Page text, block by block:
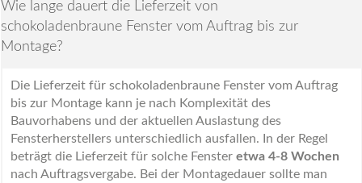
Wie lange dauert die Lieferzeit von
schokoladenbraune Fenster vom Auftrag bis zur
Montage?
Die Lieferzeit für schokoladenbraune Fenster vom Auftrag
bis zur Montage kann je nach Komplexität des
Bauvorhabens und der aktuellen Auslastung des
Fensterherstellers unterschiedlich ausfallen. In der Regel
beträgt die Lieferzeit für solche Fenster etwa 4-8 Wochen
nach Auftragsvergabe. Bei der Montagedauer sollte man